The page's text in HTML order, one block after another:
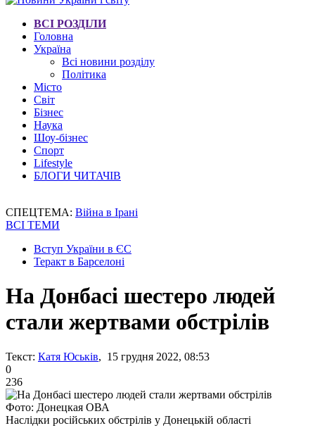
ВСІ РОЗДІЛИ
Головна
Україна
Всі новини розділу
Політика
Місто
Світ
Бізнес
Наука
Шоу-бізнес
Спорт
Lifestyle
БЛОГИ ЧИТАЧІВ
СПЕЦТЕМА: Війна в Ірані
ВСІ ТЕМИ
Вступ України в ЄС
Теракт в Барселоні
На Донбасі шестеро людей
стали жертвами обстрілів
Текст: Катя Юськів, 15 грудня 2022, 08:53
0
236
Фото: Донецкая ОВА
Наслідки російських обстрілів у Донецькій області